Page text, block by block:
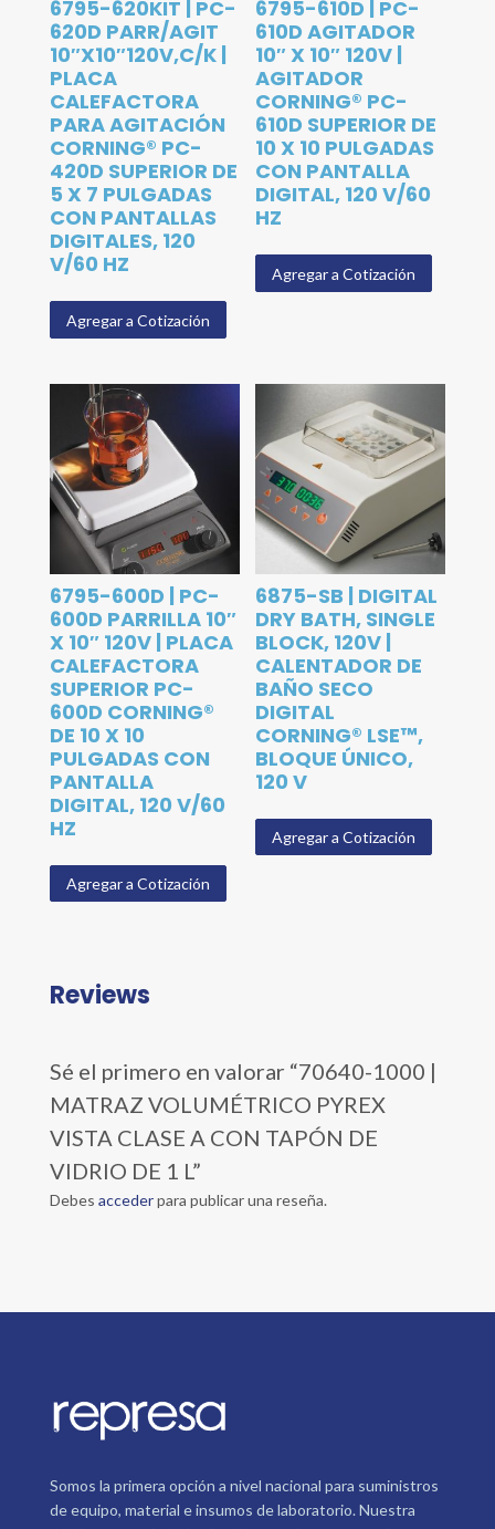
6795-620KIT | PC-
620D PARR/AGIT
10″X10″120V,C/K |
PLACA
CALEFACTORA
PARA AGITACIÓN
CORNING® PC-
420D SUPERIOR DE
5 X 7 PULGADAS
CON PANTALLAS
DIGITALES, 120
V/60 HZ
Agregar a Cotización
6795-610D | PC-
610D AGITADOR
10″ X 10″ 120V |
AGITADOR
CORNING® PC-
610D SUPERIOR DE
10 X 10 PULGADAS
CON PANTALLA
DIGITAL, 120 V/60
HZ
Agregar a Cotización
6795-600D | PC-
600D PARRILLA 10″
X 10″ 120V | PLACA
CALEFACTORA
SUPERIOR PC-
600D CORNING®
DE 10 X 10
PULGADAS CON
PANTALLA
DIGITAL, 120 V/60
HZ
Agregar a Cotización
6875-SB | DIGITAL
DRY BATH, SINGLE
BLOCK, 120V |
CALENTADOR DE
BAÑO SECO
DIGITAL
CORNING® LSE™,
BLOQUE ÚNICO,
120 V
Agregar a Cotización
Reviews
Sé el primero en valorar “70640-1000 |
MATRAZ VOLUMÉTRICO PYREX
VISTA CLASE A CON TAPÓN DE
VIDRIO DE 1 L”
Debes accederpara publicar una reseña.
Somos la primera opción a nivel nacional para suministros
de equipo, material e insumos de laboratorio. Nuestra